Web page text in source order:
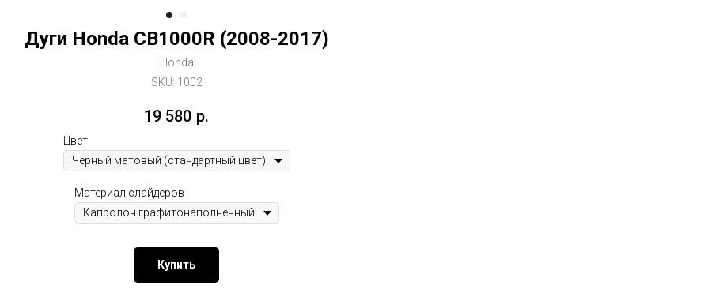
Дуги Honda CB1000R (2008-2017)
Honda
SKU: 1002
19 580 р.
Цвет
Материал слайдеров
Купить